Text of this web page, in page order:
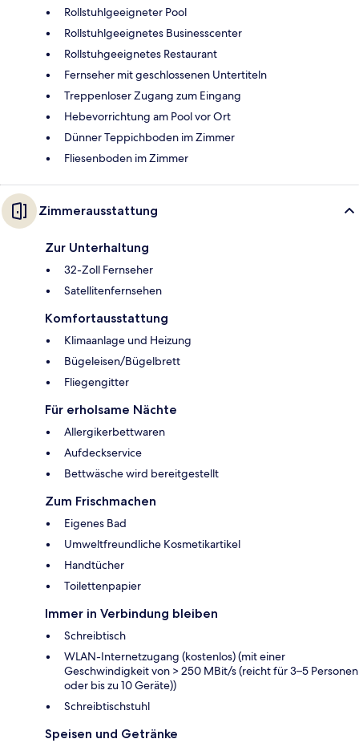
Rollstuhlgeeigneter Pool
Rollstuhlgeeignetes Businesscenter
Rollstuhgeeignetes Restaurant
Fernseher mit geschlossenen Untertiteln
Treppenloser Zugang zum Eingang
Hebevorrichtung am Pool vor Ort
Dünner Teppichboden im Zimmer
Fliesenboden im Zimmer
Zimmerausstattung
Zur Unterhaltung
32-Zoll Fernseher
Satellitenfernsehen
Komfortausstattung
Klimaanlage und Heizung
Bügeleisen/Bügelbrett
Fliegengitter
Für erholsame Nächte
Allergikerbettwaren
Aufdeckservice
Bettwäsche wird bereitgestellt
Zum Frischmachen
Eigenes Bad
Umweltfreundliche Kosmetikartikel
Handtücher
Toilettenpapier
Immer in Verbindung bleiben
Schreibtisch
WLAN-Internetzugang (kostenlos) (mit einer
Geschwindigkeit von > 250 MBit/s (reicht für 3–5 Personen
oder bis zu 10 Geräte))
Schreibtischstuhl
Speisen und Getränke